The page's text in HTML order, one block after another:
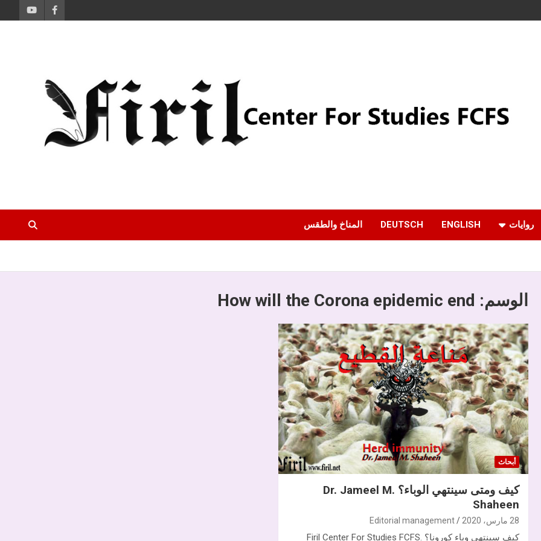
روايات ENGLISH
DEUTSCH المناخ والطقس
الوسم: How will the Corona epidemic end
أبحاث
كيف ومتى سينتهي الوباء؟ Dr. Jameel M.
Shaheen
28 مارس، 2020 Editorial management
كيف سينتهي وباء كورونا؟ Firil Center For Studies FCFS.